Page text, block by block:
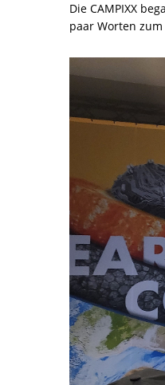
Die CAMPIXX
paar Worten